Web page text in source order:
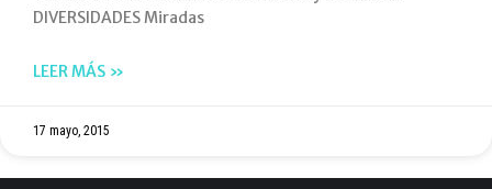
DIVERSIDADES Miradas
LEER MÁS »
17 mayo, 2015